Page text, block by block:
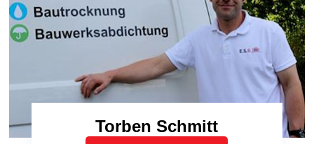
Torben Schmitt